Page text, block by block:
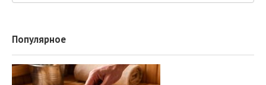
Популярное